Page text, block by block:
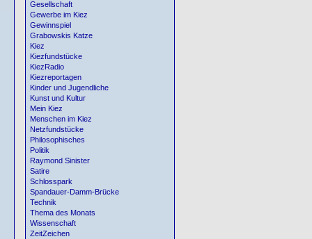
Gesellschaft
Gewerbe im Kiez
Gewinnspiel
Grabowskis Katze
Kiez
Kiezfundstücke
KiezRadio
Kiezreportagen
Kinder und Jugendliche
Kunst und Kultur
Mein Kiez
Menschen im Kiez
Netzfundstücke
Philosophisches
Politik
Raymond Sinister
Satire
Schlosspark
Spandauer-Damm-Brücke
Technik
Thema des Monats
Wissenschaft
ZeitZeichen